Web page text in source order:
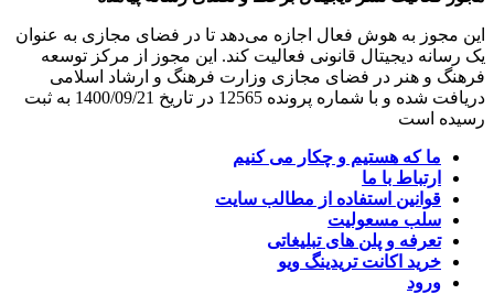
این مجوز به هوش فعال اجازه می‌دهد تا در فضای مجازی به عنوان
یک رسانه دیجیتال قانونی فعالیت کند. این مجوز از مرکز توسعه
فرهنگ و هنر در فضای مجازی وزارت فرهنگ و ارشاد اسلامی
دریافت شده و با شماره پرونده 12565 در تاریخ 1400/09/21 به ثبت
رسیده است
ما که هستیم و چکار می کنیم
ارتباط با ما
قوانین استفاده از مطالب سایت
سلب مسعولیت
تعرفه و پلن های تبلیغاتی
خرید اکانت تریدینگ ویو
ورود